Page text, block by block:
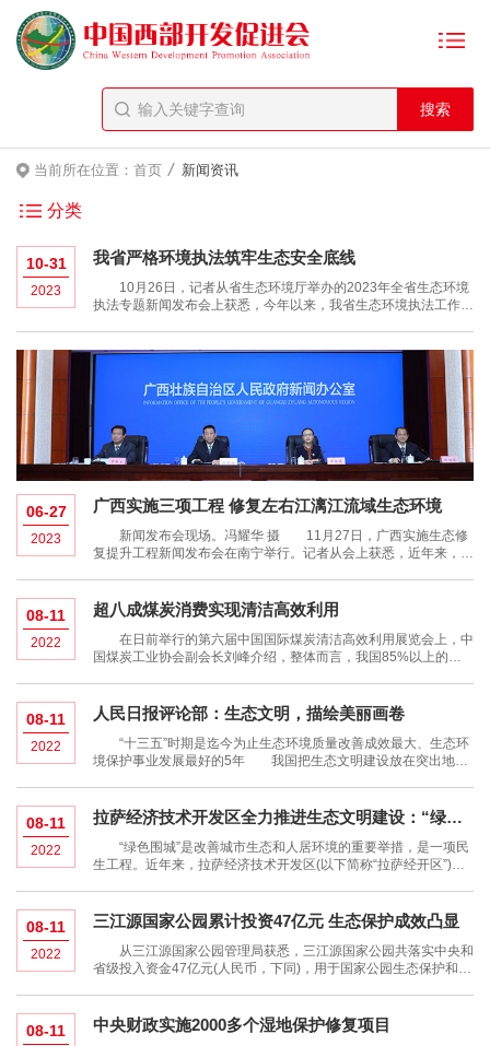
当前所在位置： 首页 / 新闻资讯
分类
10-31
2023
我省严格环境执法筑牢生态安全底线
10月26日，记者从省生态环境厅举办的2023年全省生态环境
执法专题新闻发布会上获悉，今年以来，我省生态环境执法工作坚
机关案件21起、移送涉嫌环境污染犯罪案
06-27
2023
广西实施三项工程 修复左右江漓江流域生态环境
新闻发布会现场。冯耀华 摄 11月27日，广西实施生态修
复提升工程新闻发布会在南宁举行。记者从会上获悉，近年来，广
土空间生态修复，探索推进山水
08-11
2022
超八成煤炭消费实现清洁高效利用
在日前举行的第六届中国国际煤炭清洁高效利用展览会上，中
国煤炭工业协会副会长刘峰介绍，整体而言，我国85%以上的煤
花园式、环境友好型煤
08-11
2022
人民日报评论部：生态文明，描绘美丽画卷
“十三五”时期是迄今为止生态环境质量改善成效最大、生态环
境保护事业发展最好的5年 我国把生态文明建设放在突出地
设示范市县名单，8
08-11
2022
拉萨经济技术开发区全力推进生态文明建设：“绿色围城”扮靓拉萨
“绿色围城”是改善城市生态和人居环境的重要举措，是一项民
生工程。近年来，拉萨经济技术开发区(以下简称“拉萨经开区”)围
08-11
2022
三江源国家公园累计投资47亿元 生态保护成效凸显
从三江源国家公园管理局获悉，三江源国家公园共落实中央和
省级投入资金47亿元(人民币，下同)，用于国家公园生态保护和建
负责人介绍，2016年三江源国家
08-11 中央财政实施2000多个湿地保护修复项目